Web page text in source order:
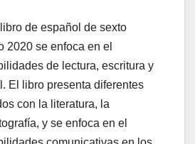
de español de sexto
2020 se enfoca en el
de lectura, escritura y
El libro presenta diferentes
con la literatura, la
y se enfoca en el